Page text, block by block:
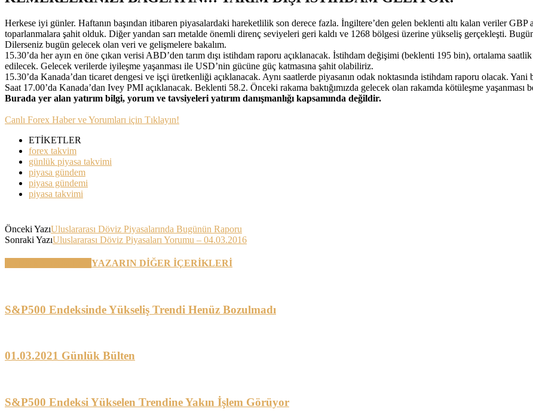
Herkese iyi günler. Haftanın başından itibaren piyasalardaki hareketlilik son derece fazla. İngiltere’den gelen beklenti altı kalan veriler GBP
toparlanmalara şahit olduk. Diğer yandan sarı metalde önemli direnç seviyeleri geri kaldı ve 1268 bölgesi üzerine yükseliş gerçekleşti.
Dilerseniz bugün gelecek olan veri ve gelişmelere bakalım.
15.30’da her ayın en öne çıkan verisi ABD’den tarım dışı istihdam raporu açıklanacak. İstihdam değişimi (beklenti 195 bin), ortalama
edilecek. Gelecek verilerde iyileşme yaşanması ile USD’nin gücüne güç katmasına şahit olabiliriz.
15.30’da Kanada’dan ticaret dengesi ve işçi üretkenliği açıklanacak. Aynı saatlerde piyasanın odak noktasında istihdam raporu olacak.
Saat 17.00’da Kanada’dan Ivey PMI açıklanacak. Beklenti 58.2. Önceki rakama baktığımızda gelecek olan rakamda kötüleşme
Burada yer alan yatırım bilgi, yorum ve tavsiyeleri yatırım danışmanlığı kapsamında değildir.
Canlı Forex Haber ve Yorumları için Tıklayın!
ETİKETLER
forex takvim
günlük piyasa takvimi
piyasa gündem
piyasa gündemi
piyasa takvimi
Önceki YazıUluslararası Döviz Piyasalarında Bugünün Raporu
Sonraki YazıUluslararası Döviz Piyasaları Yorumu – 04.03.2016
YAZARIN DİĞER İÇERİKLERİ
S&P500 Endeksinde Yükseliş Trendi Henüz Bozulmadı
01.03.2021 Günlük Bülten
S&P500 Endeksi Yükselen Trendine Yakın İşlem Görüyor